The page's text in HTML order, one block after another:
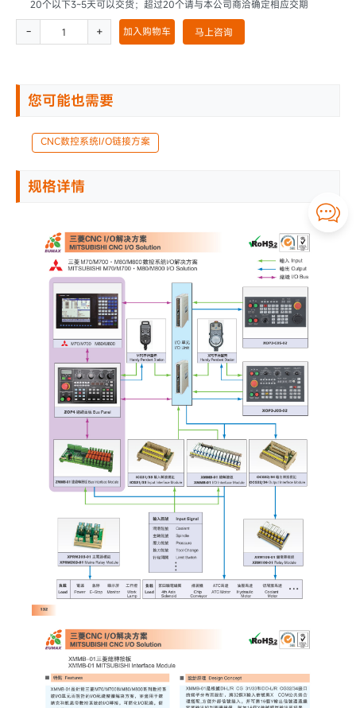

20个以下3~5天可以交货；超过20个请与本公司商洽确定相应交期
- + 加入购物车 马上咨询
您可能也需要
CNC数控系统I/O链接方案
规格详情